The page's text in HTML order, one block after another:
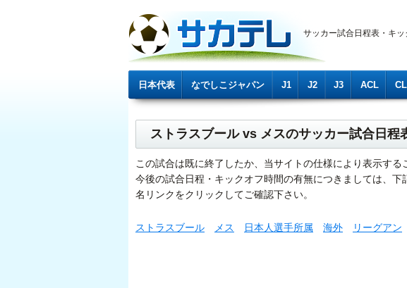
サッカー試合日程表・キ
日本代表 なでしこジャパン J1 J2 J3 ACL CL
ストラスブール vs メスのサッカー試合日程
この試合は既に終了したか、当サイトの仕様により表示する
今後の試合日程・キックオフ時間の有無につきましては、
名リンクをクリックしてご確認下さい。
ストラスブール メス 日本人選手所属 海外 リーグアン